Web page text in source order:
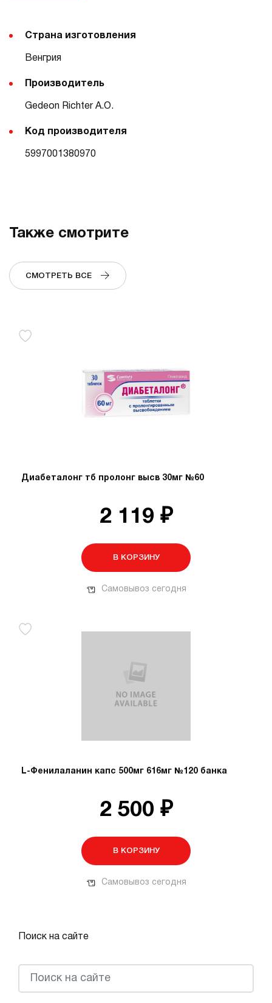
Страна изготовления
Венгрия
Производитель
Gedeon Richter A.O.
Код производителя
5997001380970
Также смотрите
СМОТРЕТЬ ВСЕ
Диабеталонг тб пролонг высв 30мг №60
2 119 ₽
В КОРЗИНУ
Самовывоз сегодня
L-Фенилаланин капс 500мг 616мг №120 банка
2 500 ₽
В КОРЗИНУ
Самовывоз сегодня
Поиск на сайте